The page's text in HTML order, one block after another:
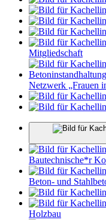
Mitgliedschaft
Netzwerk „Frauen
Bautechnische*r
Beton- und
Holzbau